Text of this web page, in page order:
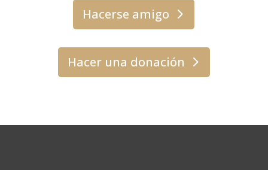
Hacerse amigo
Hacer una donación